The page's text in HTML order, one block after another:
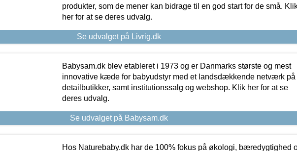
produkter, som de mener kan bidrage til en god start for de små.
her for at se deres udvalg.
Se udvalget på Livrig.dk
Babysam.dk blev etableret i 1973 og er Danmarks største og mest
innovative kæde for babyudstyr med et landsdækkende netværk på
detailbutikker, samt institutionssalg og webshop. Klik her for at se
deres udvalg.
Se udvalget på Babysam.dk
Hos Naturebaby.dk har de 100% fokus på økologi, bæredygtighed